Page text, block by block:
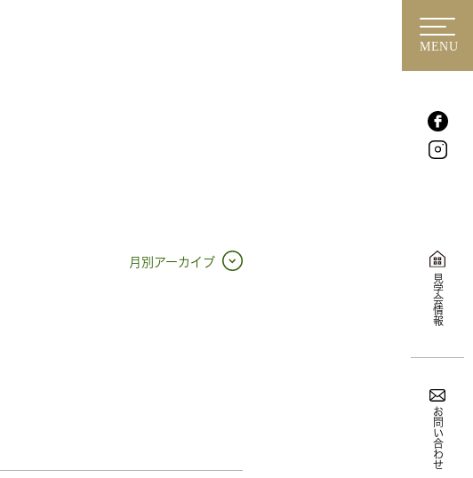
MENU
見学会情報
お問い合わせ
月別アーカイブ